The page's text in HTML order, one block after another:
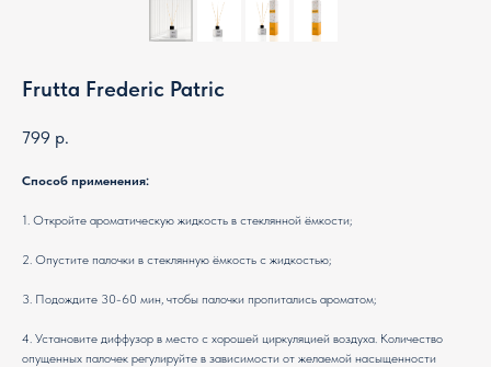
Frutta Frederic Patric
799 р.
Способ применения:
1. Откройте ароматическую жидкость в стеклянной ёмкости;
2. Опустите палочки в стеклянную ёмкость с жидкостью;
3. Подождите 30-60 мин, чтобы палочки пропитались ароматом;
4. Установите диффузор в место с хорошей циркуляцией воздуха. Количество
опущенных палочек регулируйте в зависимости от желаемой насыщенности